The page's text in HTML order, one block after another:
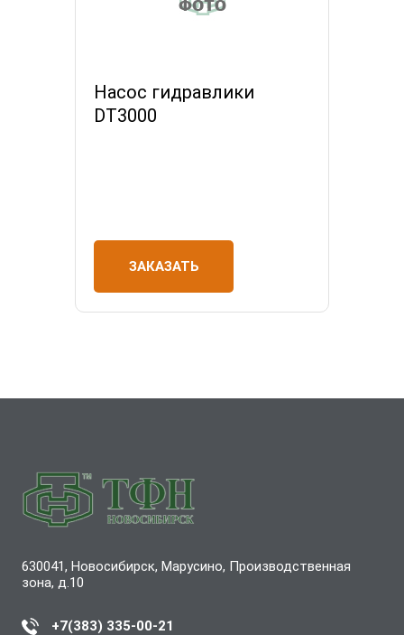
Насос гидравлики
DT3000
ЗАКАЗАТЬ
630041, Новосибирск, Марусино, Производственная
зона, д.10
+7(383) 335-00-21